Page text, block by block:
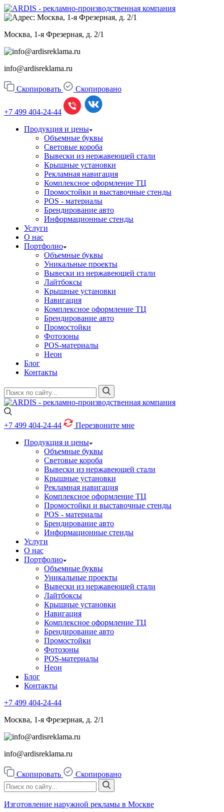
Москва, 1-я Фрезерная, д. 2/1
info@ardisreklama.ru
Скопировать Скопировано
+7 499 404-24-44
Продукция и цены
Объемные буквы
Световые короба
Вывески из нержавеющей стали
Крышные установки
Рекламная навигация
Комплексное оформление ТЦ
Промостойки и выставочные стенды
POS - материалы
Брендирование авто
Информационные стенды
Услуги
О нас
Портфолио
Объемные буквы
Уникальные проекты
Вывески из нержавеющей стали
Лайтбоксы
Крышные установки
Навигация
Комплексное оформление ТЦ
Брендирование авто
Промостойки
Фотозоны
POS-материалы
Неон
Блог
Контакты
+7 499 404-24-44
Перезвоните мне
Продукция и цены
Объемные буквы
Световые короба
Вывески из нержавеющей стали
Крышные установки
Рекламная навигация
Комплексное оформление ТЦ
Промостойки и выставочные стенды
POS - материалы
Брендирование авто
Информационные стенды
Услуги
О нас
Портфолио
Объемные буквы
Уникальные проекты
Вывески из нержавеющей стали
Лайтбоксы
Крышные установки
Навигация
Комплексное оформление ТЦ
Брендирование авто
Промостойки
Фотозоны
POS-материалы
Неон
Блог
Контакты
+7 499 404-24-44
Москва, 1-я Фрезерная, д. 2/1
info@ardisreklama.ru
Скопировать Скопировано
Изготовление наружной рекламы в Москве